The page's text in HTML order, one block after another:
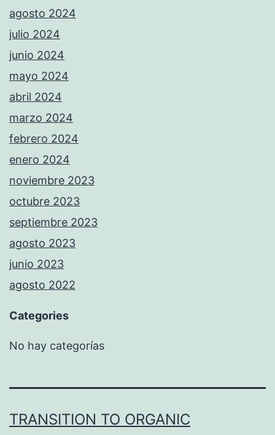
agosto 2024
julio 2024
junio 2024
mayo 2024
abril 2024
marzo 2024
febrero 2024
enero 2024
noviembre 2023
octubre 2023
septiembre 2023
agosto 2023
junio 2023
agosto 2022
Categories
No hay categorías
TRANSITION TO ORGANIC